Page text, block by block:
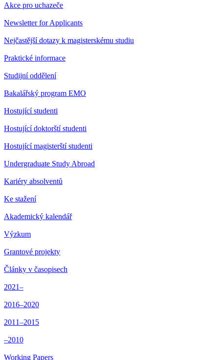
Akce pro uchazeče
Newsletter for Applicants
Nejčastější dotazy k magisterskému studiu
Praktické informace
Studijní oddělení
Bakalářský program EMO
Hostující studenti
Hostující doktorští studenti
Hostující magisterští studenti
Undergraduate Study Abroad
Kariéry absolventů
Ke stažení
Akademický kalendář
Výzkum
Grantové projekty
Články v časopisech
2021–
2016–2020
2011–2015
–2010
Working Papers